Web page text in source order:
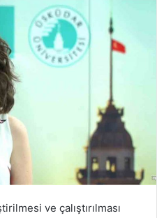
ve çalıştırılması